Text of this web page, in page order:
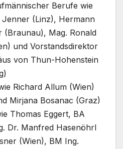
Berufe wie
(Linz), Hermann
(Braunau), Mag. Ronald
und Vorstandsdirektor
von Thun-Hohenstein
Richard Allum (Wien)
Mirjana Bosanac (Graz)
Thomas Eggert, BA
Dr. Manfred Hasenöhrl
(Wien), BM Ing.